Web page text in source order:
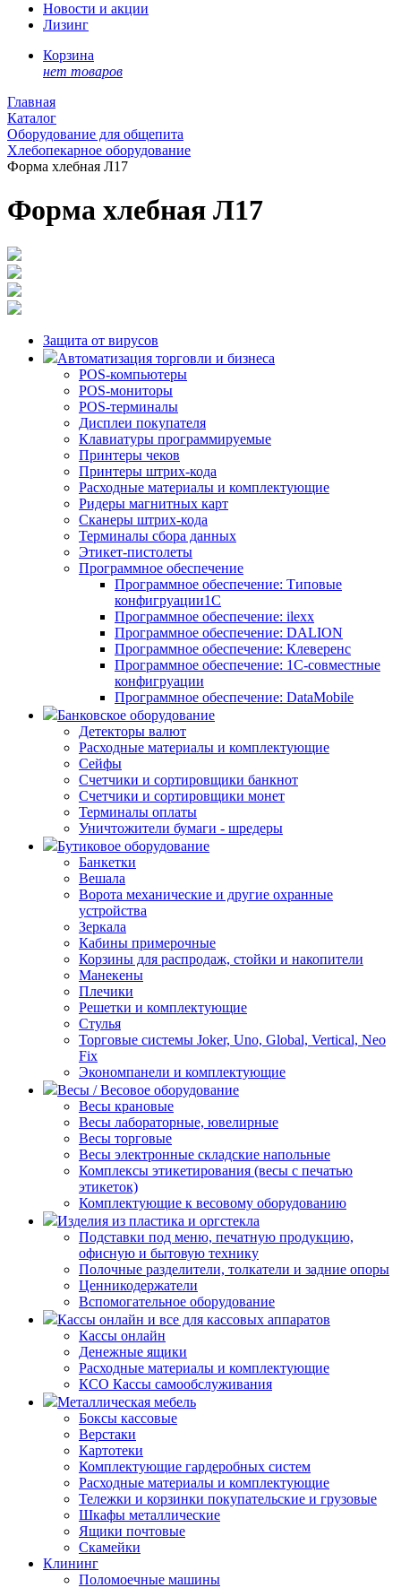
Новости и акции
Лизинг
Корзина
нет товаров
Главная
Каталог
Оборудование для общепита
Хлебопекарное оборудование
Форма хлебная Л17
Форма хлебная Л17
Защита от вирусов
Автоматизация торговли и бизнеса
POS-компьютеры
POS-мониторы
POS-терминалы
Дисплеи покупателя
Клавиатуры программируемые
Принтеры чеков
Принтеры штрих-кода
Расходные материалы и комплектующие
Ридеры магнитных карт
Сканеры штрих-кода
Терминалы сбора данных
Этикет-пистолеты
Программное обеспечение
Программное обеспечение: Типовые
конфигруации1С
Программное обеспечение: ilexx
Программное обеспечение: DALION
Программное обеспечение: Клеверенс
Программное обеспечение: 1С-совместные
конфигруации
Программное обеспечение: DataMobile
Банковское оборудование
Детекторы валют
Расходные материалы и комплектующие
Сейфы
Счетчики и сортировщики банкнот
Счетчики и сортировщики монет
Терминалы оплаты
Уничтожители бумаги - шредеры
Бутиковое оборудование
Банкетки
Вешала
Ворота механические и другие охранные
устройства
Зеркала
Кабины примерочные
Корзины для распродаж, стойки и накопители
Манекены
Плечики
Решетки и комплектующие
Стулья
Торговые системы Joker, Uno, Global, Vertical, Neo
Fix
Экономпанели и комплектующие
Весы / Весовое оборудование
Весы крановые
Весы лабораторные, ювелирные
Весы торговые
Весы электронные складские напольные
Комплексы этикетирования (весы с печатью
этикеток)
Комплектующие к весовому оборудованию
Изделия из пластика и оргстекла
Подставки под меню, печатную продукцию,
офисную и бытовую технику
Полочные разделители, толкатели и задние опоры
Ценникодержатели
Вспомогательное оборудование
Кассы онлайн и все для кассовых аппаратов
Кассы онлайн
Денежные ящики
Расходные материалы и комплектующие
КСО Кассы самообслуживания
Металлическая мебель
Боксы кассовые
Верстаки
Картотеки
Комплектующие гардеробных систем
Расходные материалы и комплектующие
Тележки и корзинки покупательские и грузовые
Шкафы металлические
Ящики почтовые
Скамейки
Клининг
Поломоечные машины